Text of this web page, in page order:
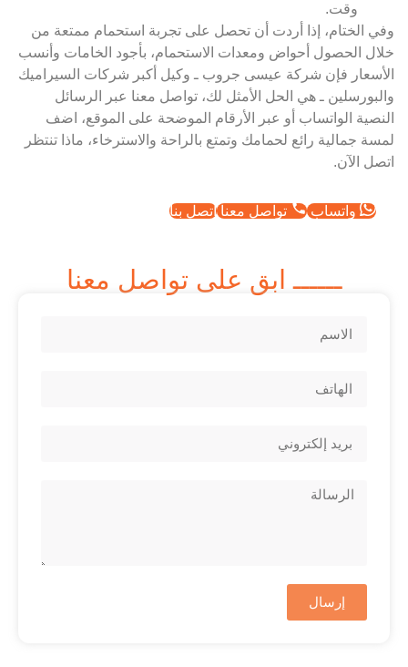
وقت.
وفي الختام، إذا أردت أن تحصل على تجربة استحمام ممتعة من
خلال الحصول أحواض ومعدات الاستحمام، بأجود الخامات وأنسب
الأسعار فإن شركة عيسى جروب ـ وكيل أكبر شركات السيراميك
والبورسلين ـ هي الحل الأمثل لك، تواصل معنا عبر الرسائل
النصية الواتساب أو عبر الأرقام الموضحة على الموقع، اضف
لمسة جمالية رائع لحمامك وتمتع بالراحة والاسترخاء، ماذا تنتظر
اتصل الآن.
واتساب تواصل معنا اتصل بنا
ــــــ ابق على تواصل معنا
إرسال